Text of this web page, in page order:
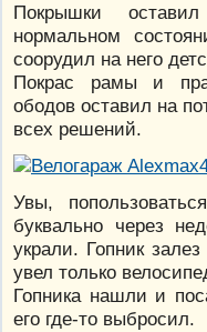
Покрышки
нормальном
соорудил на него
Покрас рамы и
ободов оставил на
всех решений.
Увы,
буквально через
украли. Гопник
увел только
Гопника нашли и
его где-то выбросил.